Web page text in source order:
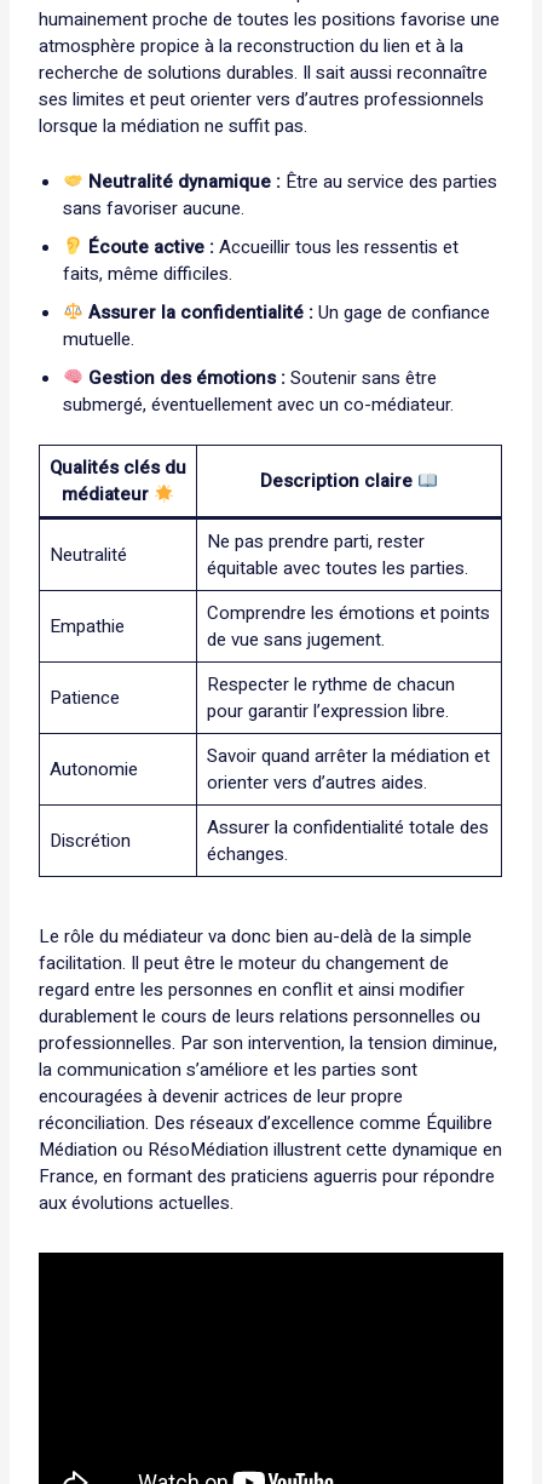
humainement proche de toutes les positions favorise une
atmosphère propice à la reconstruction du lien et à la
recherche de solutions durables. Il sait aussi reconnaître
ses limites et peut orienter vers d’autres professionnels
lorsque la médiation ne suffit pas.
Neutralité dynamique : Être au service des parties
sans favoriser aucune.
Écoute active :Accueillir tous les ressentis et
faits, même difficiles.
Assurer la confidentialité :Un gage de confiance
mutuelle.
Gestion des émotions :Soutenir sans être
submergé, éventuellement avec un co-médiateur.
Qualités clés du
médiateur
Description claire
Neutralité
Ne pas prendre parti, rester
équitable avec toutes les parties.
Empathie
Comprendre les émotions et points
de vue sans jugement.
Patience
Respecter le rythme de chacun
pour garantir l’expression libre.
Autonomie
Savoir quand arrêter la médiation et
orienter vers d’autres aides.
Discrétion
Assurer la confidentialité totale des
échanges.
Le rôle du médiateur va donc bien au-delà de la simple
facilitation. Il peut être le moteur du changement de
regard entre les personnes en conflit et ainsi modifier
durablement le cours de leurs relations personnelles ou
professionnelles. Par son intervention, la tension diminue,
la communication s’améliore et les parties sont
encouragées à devenir actrices de leur propre
réconciliation. Des réseaux d’excellence comme Équilibre
Médiation ou RésoMédiation illustrent cette dynamique en
France, en formant des praticiens aguerris pour répondre
aux évolutions actuelles.